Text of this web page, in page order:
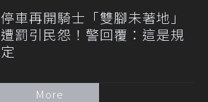
停車再開騎士「雙腳未著地」
遭罰引民怨！警回覆：這是規
定
More